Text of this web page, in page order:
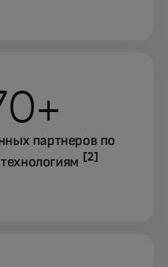
партнеров по
[2]